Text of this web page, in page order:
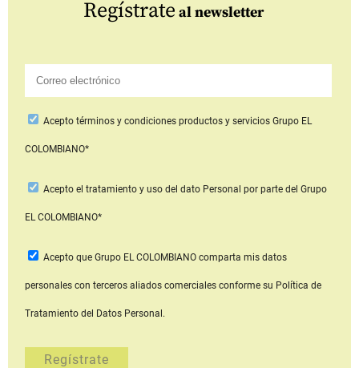
Regístrate al newsletter
Aceptotérminos y condiciones productos y serviciosGrupo EL
COLOMBIANO*
Acepto el tratamiento y uso del dato Personal por parte del Grupo
EL COLOMBIANO*
Acepto que Grupo EL COLOMBIANOcomparta mis datos
personales con terceros aliados comerciales conforme su Política de
Tratamiento del Datos Personal.